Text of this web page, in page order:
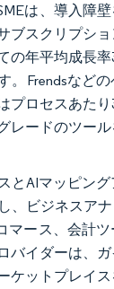
は、導入障
ブスクリプシ
の年平均成長率
。Frendsなど
プロセスあたり
レードのツー
とAIマッピン
、ビジネスア
マース、会計
バイダーは、
ケットプレイ